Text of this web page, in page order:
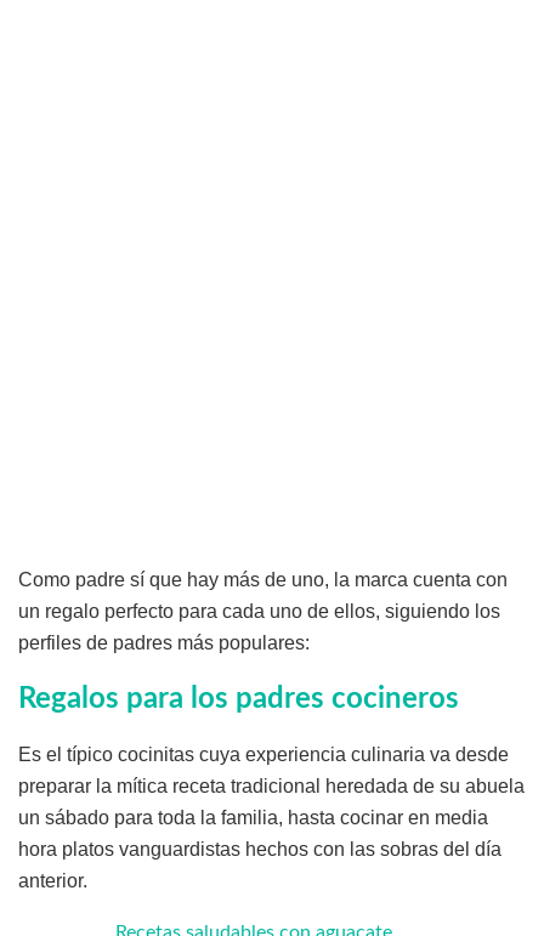
Como padre sí que hay más de uno, la marca cuenta con
un regalo perfecto para cada uno de ellos, siguiendo los
perfiles de padres más populares:
Regalos para los padres cocineros
Es el típico cocinitas cuya experiencia culinaria va desde
preparar la mítica receta tradicional heredada de su abuela
un sábado para toda la familia, hasta cocinar en media
hora platos vanguardistas hechos con las sobras del día
anterior.